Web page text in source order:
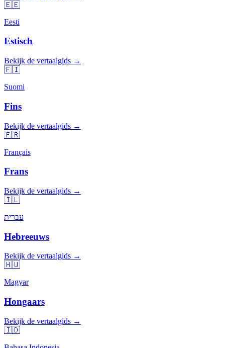
🇪🇪
Eesti
Estisch
Bekijk de vertaalgids →
🇫🇮
Suomi
Fins
Bekijk de vertaalgids →
🇫🇷
Français
Frans
Bekijk de vertaalgids →
🇮🇱
עברית
Hebreeuws
Bekijk de vertaalgids →
🇭🇺
Magyar
Hongaars
Bekijk de vertaalgids →
🇮🇩